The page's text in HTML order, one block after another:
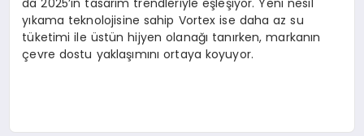
yıkama teknolojisine sahip Vortex ise daha az su
tüketimi ile üstün hijyen olanağı tanırken, markanın
çevre dostu yaklaşımını ortaya koyuyor.